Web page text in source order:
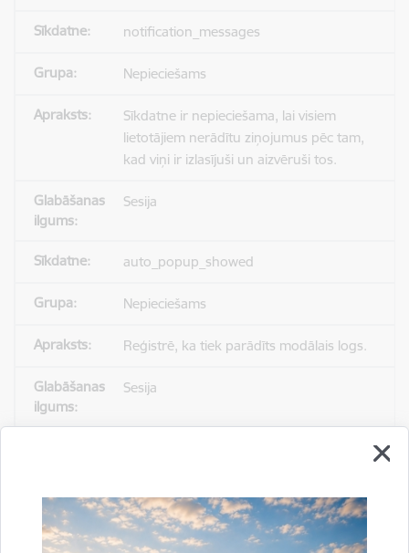
notification_messages
Nepieciešams
Sīkdatne ir nepieciešama, lai visiem
lietotājiem nerādītu ziņojumus pēc tam,
kad viņi ir izlasījuši un aizvēruši tos.
Sesija
auto_popup_showed
Nepieciešams
Reģistrē, ka tiek parādīts modālais logs.
Sesija
uzlabotu vietnes darbību un
pakalpojumus)